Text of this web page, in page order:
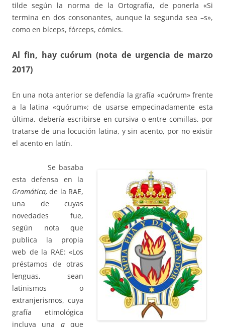
tilde según la norma de la Ortografía, de ponerla «Si
termina en dos consonantes, aunque la segunda sea –s»,
como en bíceps, fórceps, cómics.
Al fin, hay cuórum (nota de urgencia de marzo
2017)
En una nota anterior se defendía la grafía «cuórum» frente
a la latina «quórum»; de usarse empecinadamente esta
última, debería escribirse en cursiva o entre comillas, por
tratarse de una locución latina, y sin acento, por no existir
el acento en latín.
Se basaba
esta defensa en la
Gramática, de la RAE,
una de cuyas
novedades fue,
según nota que
publica la propia
web de la RAE: «Los
préstamos de otras
lenguas, sean
latinismos o
extranjerismos, cuya
grafía etimológica
incluya una qque